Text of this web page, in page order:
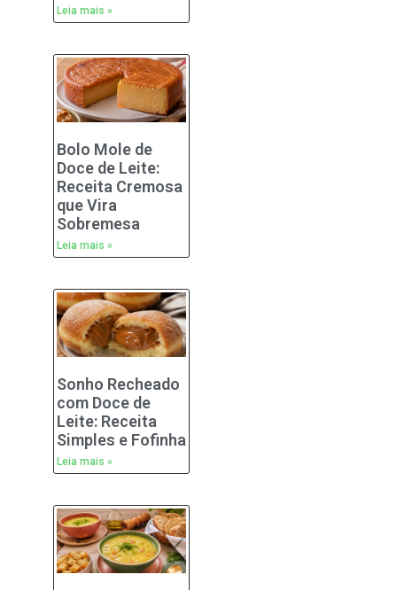
Leia mais »
Bolo Mole de
Doce de Leite:
Receita Cremosa
que Vira
Sobremesa
Leia mais »
Sonho Recheado
com Doce de
Leite: Receita
Simples e Fofinha
Leia mais »